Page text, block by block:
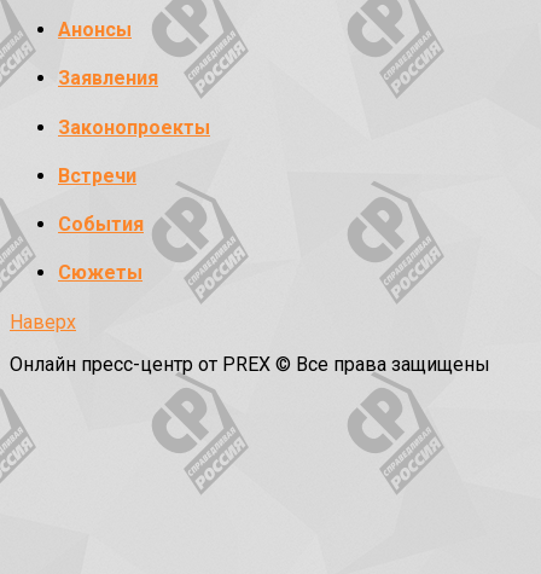
Анонсы
Заявления
Законопроекты
Встречи
События
Сюжеты
Наверх
Онлайн пресс-центр от PREX © Все права защищены